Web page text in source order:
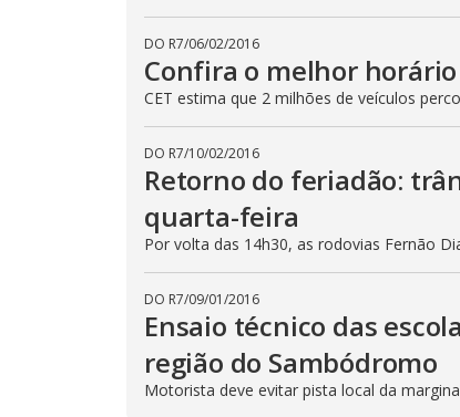
DO R7/06/02/2016
Confira o melhor
CET estima que 2 milhões de veículos
DO R7/10/02/2016
Retorno do feriadão:
quarta-feira
Por volta das 14h30, as rodovias Fernão
DO R7/09/01/2016
Ensaio técnico das
região do Sambódromo
Motorista deve evitar pista local da